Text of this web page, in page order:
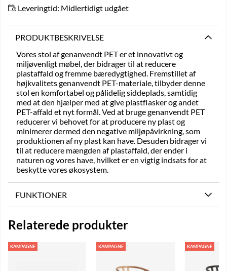
Leveringtid: Midlertidigt udgået
PRODUKTBESKRIVELSE
Vores stol af genanvendt PET er et innovativt og
miljøvenligt møbel, der bidrager til at reducere
plastaffald og fremme bæredygtighed. Fremstillet af
højkvalitets genanvendt PET-materiale, tilbyder denne
stol en komfortabel og pålidelig siddeplads, samtidig
med at den hjælper med at give plastflasker og andet
PET-affald et nyt formål. Ved at bruge genanvendt PET
reducerer vi behovet for at producere ny plast og
minimerer dermed den negative miljøpåvirkning, som
produktionen af ny plast kan have. Desuden bidrager vi
til at reducere mængden af plastaffald, der ender i
naturen og vores have, hvilket er en vigtig indsats for at
beskytte vores økosystem.
FUNKTIONER
Relaterede produkter
KAMPAGNE KAMPAGNE KAMPAGNE